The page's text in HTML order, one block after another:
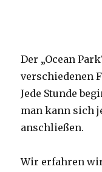
Der „Ocean
verschiedenen
Jede Stunde
man kann sich
anschließen.
Wir erfahren